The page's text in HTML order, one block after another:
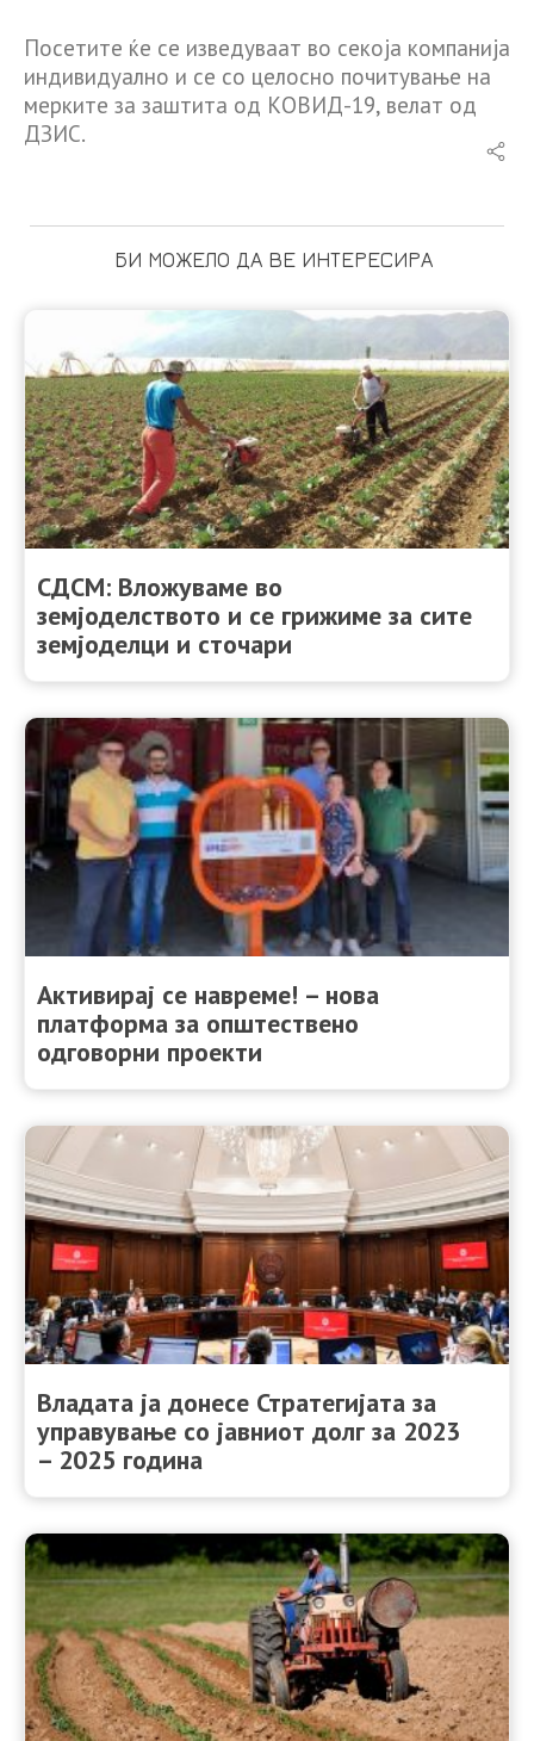
Посетите ќе се изведуваат во секоја компанија
индивидуално и се со целосно почитување на
мерките за заштита од КОВИД-19, велат од
ДЗИС.
БИ МОЖЕЛО ДА ВЕ ИНТЕРЕСИРА
СДСМ: Вложуваме во
земјоделството и се грижиме за сите
земјоделци и сточари
Активирај се навреме! – нова
платформа за општествено
одговорни проекти
Владата ја донесе Стратегијата за
управување со јавниот долг за 2023
– 2025 година